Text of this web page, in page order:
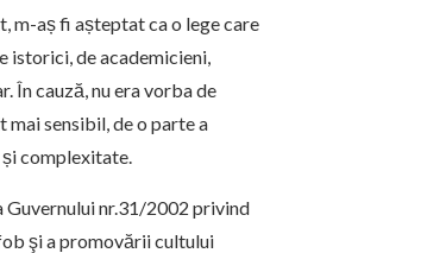
m-aș fi așteptat ca o lege care
istorici, de academicieni,
În cauză, nu era vorba de
sensibil, de o parte a
complexitate.
Guvernului nr.31/2002 privind
şi a promovării cultului